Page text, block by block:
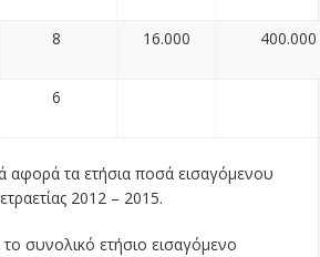
8 16.000 400.000
6
τα ετήσια ποσά εισαγόμενου
2012 – 2015.
συνολικό ετήσιο εισαγόμενο